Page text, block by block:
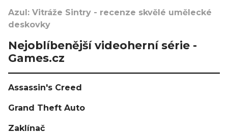
Azul: Vitráže Sintry - recenze skvělé umělecké
deskovky
Nejoblíbenější videoherní série -
Games.cz
Assassin's Creed
Grand Theft Auto
Zaklínač